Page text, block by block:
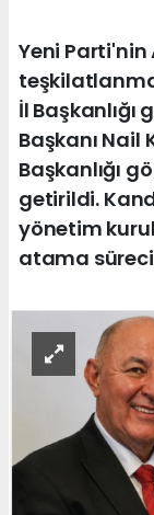
Yeni
İl Başkanlığı
Başkanı Nail
Başkanlığı
getirildi.
yönetim
atama